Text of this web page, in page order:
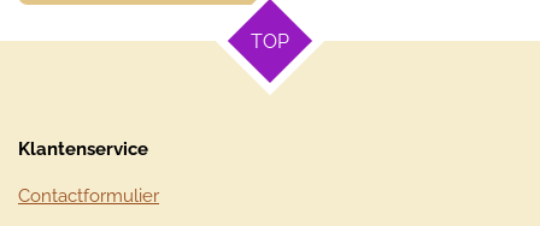
TOP
Klantenservice
Contactformulier